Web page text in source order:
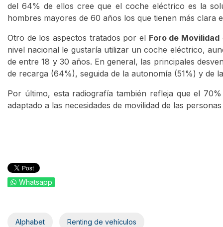
del 64% de ellos cree que el coche eléctrico es la
hombres mayores de 60 años los que tienen más clara
Otro de los aspectos tratados por el Foro de Movilidad
nivel nacional le gustaría utilizar un coche eléctrico,
de entre 18 y 30 años. En general, las principales
de recarga (64%), seguida de la autonomía (51%) y de
Por último, esta radiografía también refleja que el
adaptado a las necesidades de movilidad de las
Whatsapp
Alphabet Renting de vehículos